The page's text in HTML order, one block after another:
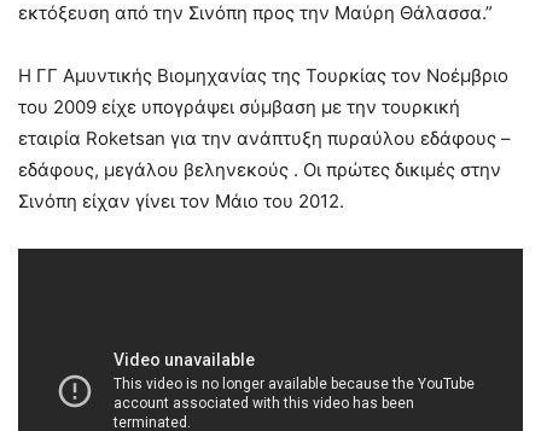
εκτόξευση από την Σινόπη προς την Μαύρη Θάλασσα.”
H ΓΓ Αμυντικής Βιομηχανίας της Τουρκίας τον Νοέμβριο
του 2009 είχε υπογράψει σύμβαση με την τουρκική
εταιρία Roketsan για την ανάπτυξη πυραύλου εδάφους –
εδάφους, μεγάλου βεληνεκούς . Οι πρώτες δικιμές στην
Σινόπη είχαν γίνει τον Μάιο του 2012.